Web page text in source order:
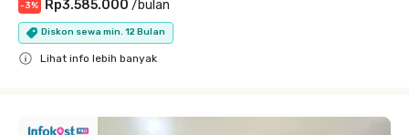
-3% Rp3.585.000 /bulan
Diskon sewa min. 12 Bulan
Lihat info lebih banyak